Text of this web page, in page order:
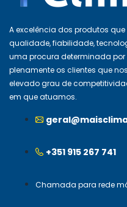
A excelência dos produtos
qualidade, fiabilidade,
uma procura determinada
plenamente os clientes que
elevado grau de
em que atuamos.
+351 915 267 741
Chamada para rede